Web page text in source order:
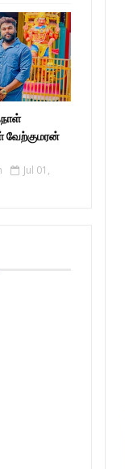
வேற்குமரன்
Jul 01,